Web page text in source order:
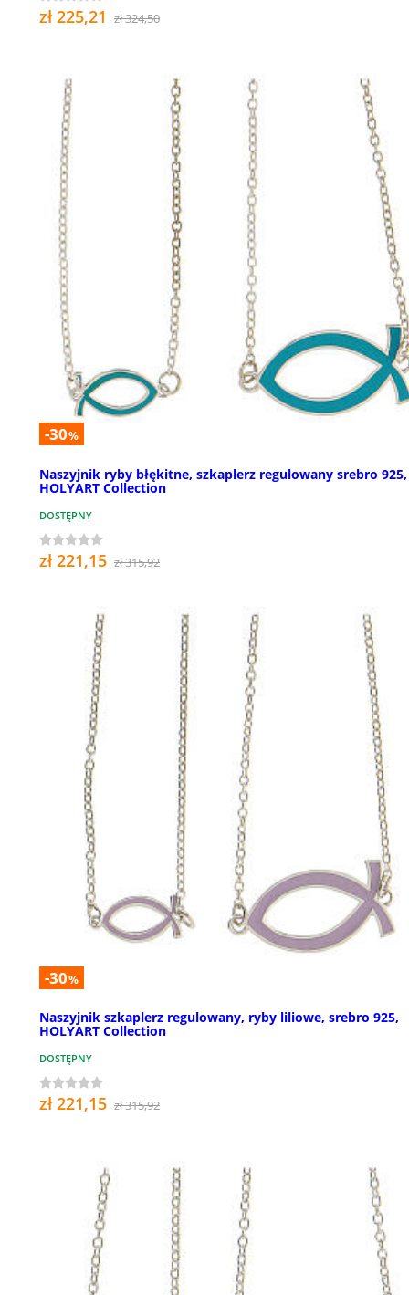
zł 225,21 zł 324,50
-30%
Naszyjnik ryby błękitne, szkaplerz regulowany srebro 925,
HOLYART Collection
DOSTĘPNY
zł 221,15 zł 315,92
-30%
Naszyjnik szkaplerz regulowany, ryby liliowe, srebro 925,
HOLYART Collection
DOSTĘPNY
zł 221,15 zł 315,92